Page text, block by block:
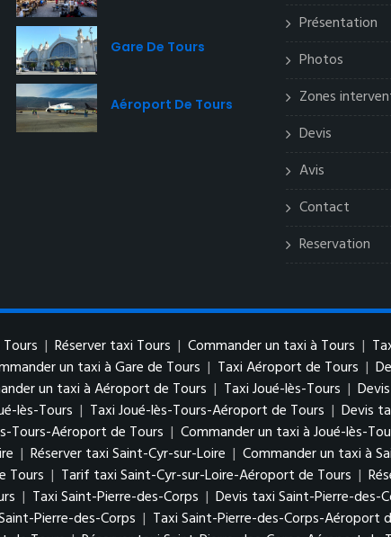
Gare De Tours
Aéroport De Tours
Présentation
Photos
Zones
Devis
Avis
Contact
Reservation
| Réserver taxi Tours | Commander un taxi à Tours |
un taxi à Gare de Tours | Taxi Aéroport de Tours |
un taxi à Aéroport de Tours | Taxi Joué-lès-Tours |
lès-Tours | Taxi Joué-lès-Tours-Aéroport de Tours | Devis
Tours-Aéroport de Tours | Commander un taxi à Joué-lès-
| Réserver taxi Saint-Cyr-sur-Loire | Commander un taxi à
Tours | Tarif taxi Saint-Cyr-sur-Loire-Aéroport de Tours |
| Taxi Saint-Pierre-des-Corps | Devis taxi Saint-Pierre-des-
Pierre-des-Corps | Taxi Saint-Pierre-des-Corps-Aéroport